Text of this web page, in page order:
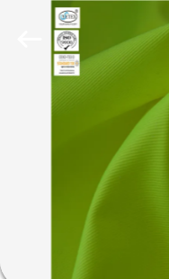
ΣΠΊΤΙ
ΠΡΟΪΌΝΤΑ
ΠΕΡΊΠΟΥ
Textiles&Garments